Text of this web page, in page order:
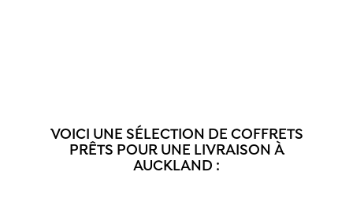
VOICI UNE SÉLECTION DE COFFRETS
PRÊTS POUR UNE LIVRAISON À
AUCKLAND :